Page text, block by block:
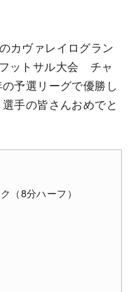
カヴァレイログラン
ットサル大会 チャ
予選リーグで優勝し
手の皆さんおめでと
（8分ハーフ）